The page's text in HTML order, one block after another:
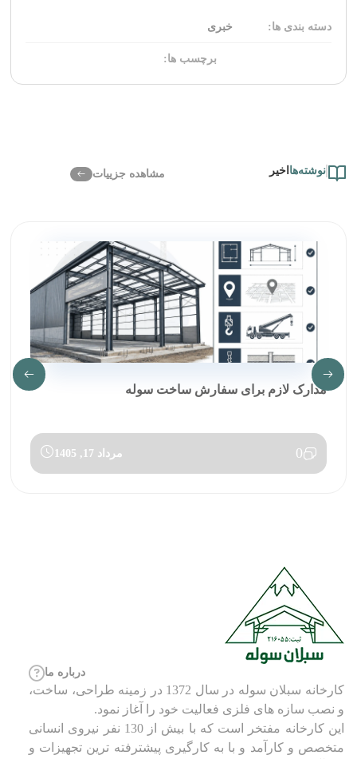
دسته بندی ها: خبری
برچسب ها:
نوشته‌ها اخیر مشاهده جزییات
مدارک لازم برای سفارش ساخت سوله
0 مرداد 17, 1405
درباره ما
کارخانه سبلان سوله در سال 1372 در زمینه طراحی، ساخت،
و نصب سازه های فلزی فعالیت خود را آغاز نمود.
این کارخانه مفتخر است که با بیش از 130 نفر نیروی انسانی
متخصص و کارآمد و با به کارگیری پیشترفته ترین تجهیزات و